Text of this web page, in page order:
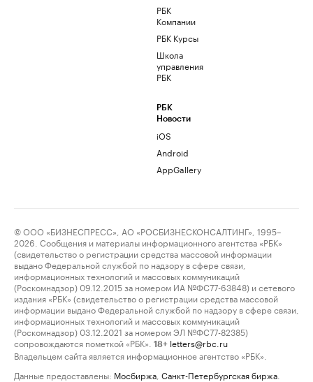
РБК
Компании
РБК Курсы
Школа
управления
РБК
РБК
Новости
iOS
Android
AppGallery
© ООО «БИЗНЕСПРЕСС», АО «РОСБИЗНЕСКОНСАЛТИНГ», 1995–
2026. Сообщения и материалы информационного агентства «РБК»
(свидетельство о регистрации средства массовой информации
выдано Федеральной службой по надзору в сфере связи,
информационных технологий и массовых коммуникаций
(Роскомнадзор) 09.12.2015 за номером ИА №ФС77-63848) и сетевого
издания «РБК» (свидетельство о регистрации средства массовой
информации выдано Федеральной службой по надзору в сфере связи,
информационных технологий и массовых коммуникаций
(Роскомнадзор) 03.12.2021 за номером ЭЛ №ФС77-82385)
сопровождаются пометкой «РБК».
18+ letters@rbc.ru
Владельцем сайта является информационное агентство «РБК».
Данные предоставлены: Мосбиржа Санкт-Петербургская биржа